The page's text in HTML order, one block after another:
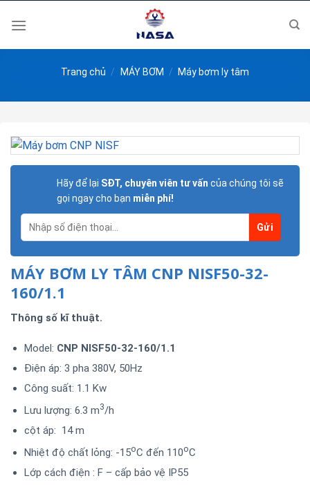
Trang chủ / MÁY BƠM / Máy bơm ly tâm
Hãy để lại SĐT, chuyên viên tư vấn của chúng tôi sẽ
gọi ngay cho bạn miễn phí!
MÁY BƠM LY TÂM CNP NISF50-32-
160/1.1
Thông số kĩ thuật.
Model: CNP NISF50-32-160/1.1
Điện áp: 3 pha 380V, 50Hz
Công suất: 1.1 Kw
Lưu lượng: 6.3 m3/h
cột áp: 14 m
Nhiệt độ chất lỏng: -15oC đến 110oC
Lớp cách điện : F – cấp bảo vệ IP55